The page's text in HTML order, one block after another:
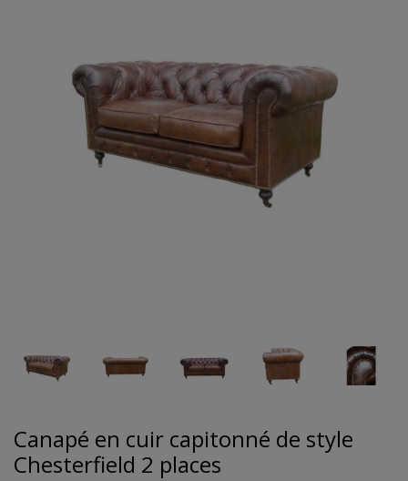
Canapé en cuir capitonné de style
Chesterfield 2 places